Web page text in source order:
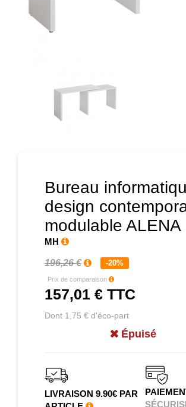
Bureau
design
modulable ALENA
MH
196,26 € -20%
Prix de comparaison
157,01 € TTC
Dont 1,75 € d'éco-part
Épuisé
LIVRAISON 9.90€ PAR